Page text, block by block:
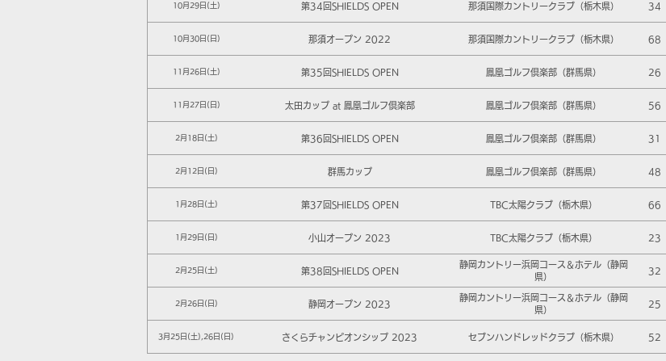
10月29日(土) 第34回SHIELDS OPEN 那須国際カントリークラブ（栃木県） 34
10月30日(日) 那須オープン 2022 那須国際カントリークラブ（栃木県） 68
11月26日(土) 第35回SHIELDS OPEN 鳳凰ゴルフ倶楽部（群馬県） 26
11月27日(日) 太田カップ at 鳳凰ゴルフ倶楽部 鳳凰ゴルフ倶楽部（群馬県） 56
2月18日(土) 第36回SHIELDS OPEN 鳳凰ゴルフ倶楽部（群馬県） 31
2月12日(日) 群馬カップ 鳳凰ゴルフ倶楽部（群馬県） 48
1月28日(土) 第37回SHIELDS OPEN TBC太陽クラブ（栃木県） 66
1月29日(日) 小山オープン 2023 TBC太陽クラブ（栃木県） 23
2月25日(土) 第38回SHIELDS OPEN
静岡カントリー浜岡コース＆ホテル（静岡
県）
32
2月26日(日) 静岡オープン 2023
静岡カントリー浜岡コース＆ホテル（静岡
県）
25
3月25日(土),26日(日) さくらチャンピオンシップ 2023 セブンハンドレッドクラブ（栃木県） 52